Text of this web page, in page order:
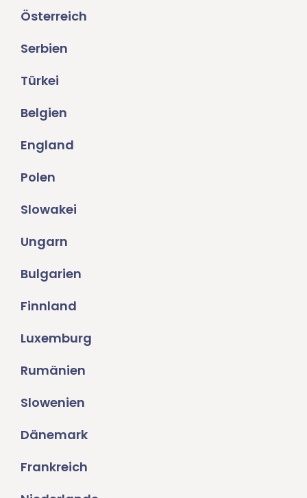
Österreich
Serbien
Türkei
Belgien
England
Polen
Slowakei
Ungarn
Bulgarien
Finnland
Luxemburg
Rumänien
Slowenien
Dänemark
Frankreich